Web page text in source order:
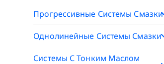
Прогрессивные Системы Смазки
Однолинейные Системы Смазки
Системы С Тонким Маслом